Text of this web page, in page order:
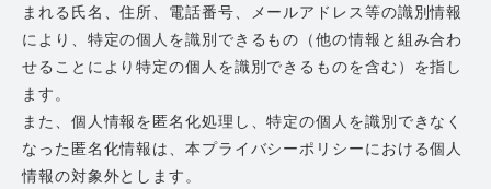
まれる氏名、住所、電話番号、メールアドレス等の識別情報
により、特定の個人を識別できるもの（他の情報と組み合わ
せることにより特定の個人を識別できるものを含む）を指し
ます。
また、個人情報を匿名化処理し、特定の個人を識別できなく
なった匿名化情報は、本プライバシーポリシーにおける個人
情報の対象外とします。